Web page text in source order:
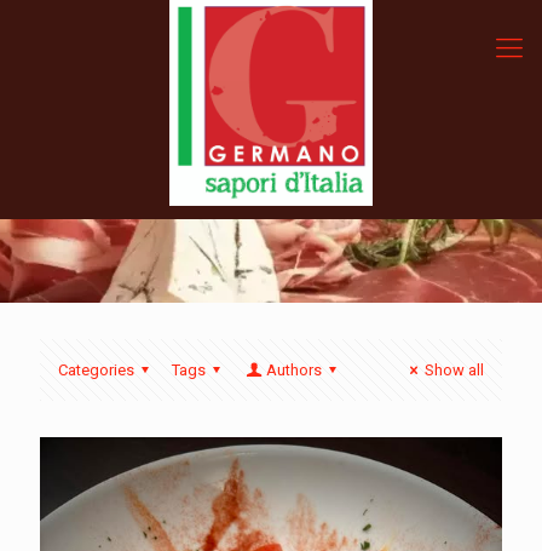
Categories Tags Authors Show all